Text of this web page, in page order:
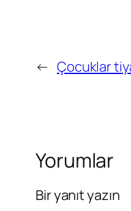
← Çocuklar
Yorumlar
Bir yanıt yazın